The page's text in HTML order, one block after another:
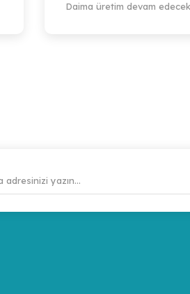
Daima üretim devam